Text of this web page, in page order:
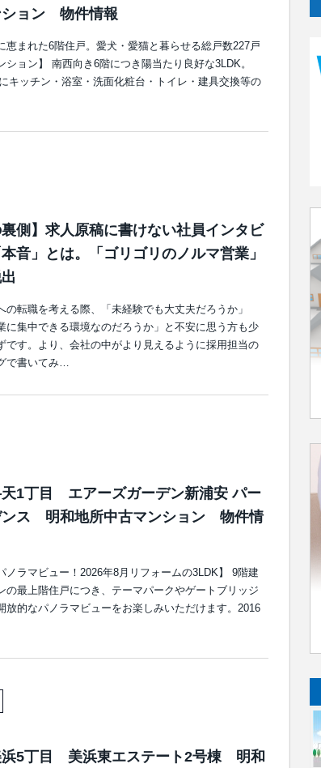
ション 物件情報
恵まれた6階住戸。愛犬・愛猫と暮らせる総戸数227戸
ション】 南西向き6階につき陽当たり良好な3LDK。
キッチン・浴室・洗面化粧台・トイレ・建具交換等の
裏側】求人原稿に書けない社員インタビ
音」とは。「ゴリゴリのノルマ営業」
の転職を考える際、「未経験でも大丈夫だろうか」
に集中できる環境なのだろうか」と不安に思う方も少
です。より、会社の中がより見えるように採用担当の
で書いてみ…
1丁目 エアーズガーデン新浦安 パー
ンス 明和地所中古マンション 物件情
ノラマビュー！2026年8月リフォームの3LDK】 9階建
の最上階住戸につき、テーマパークやゲートブリッジ
放的なパノラマビューをお楽しみいただけます。2016
浜5丁目 美浜東エステート2号棟 明和